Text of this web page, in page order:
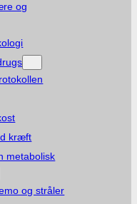
og
kræft
metabolisk
og stråler